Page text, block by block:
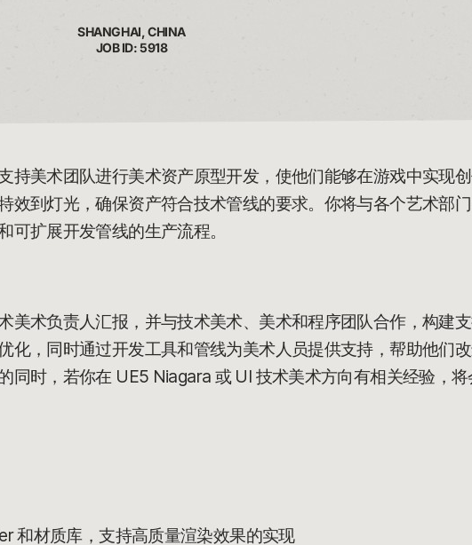
SHANGHAI, CHINA
JOB ID: 5918
持美术团队进行美术资产原型开发，使他们能够在游戏中实现
效到灯光，确保资产符合技术管线的要求。你将与各个艺术部
扩展开发管线的生产流程。
美术负责人汇报，并与技术美术、美术和程序团队合作，构建
，同时通过开发工具和管线为美术人员提供支持，帮助他们改
时，若你在 UE5 Niagara 或 UI 技术美术方向有相关经验，将
和材质库，支持高质量渲染效果的实现